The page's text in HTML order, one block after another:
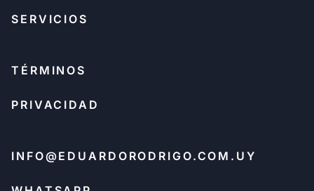
SERVICIOS
TÉRMINOS
PRIVACIDAD
INFO@EDUARDORODRIGO.COM.UY